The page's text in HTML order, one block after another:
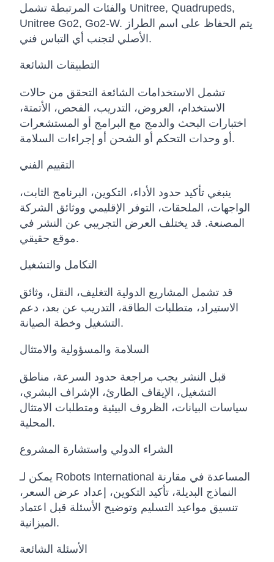
والفئات المرتبطة تشمل Unitree, Quadrupeds,
Unitree Go2, Go2-W. يتم الحفاظ على اسم الطراز
الأصلي لتجنب أي التباس فني.
التطبيقات الشائعة
تشمل الاستخدامات الشائعة التحقق من حالات
الاستخدام، العروض، التدريب، الفحص، الأتمتة،
اختبارات البحث والدمج مع البرامج أو المستشعرات
أو وحدات التحكم أو الشحن أو إجراءات السلامة.
التقييم الفني
ينبغي تأكيد حدود الأداء، التكوين، البرنامج الثابت،
الواجهات، الملحقات، التوفر الإقليمي ووثائق الشركة
المصنعة. قد يختلف العرض التجريبي عن النشر في
موقع حقيقي.
التكامل والتشغيل
قد تشمل المشاريع الدولية التغليف، النقل، وثائق
الاستيراد، متطلبات الطاقة، التدريب عن بعد، دعم
التشغيل وخطة الصيانة.
السلامة والمسؤولية والامتثال
قبل النشر يجب مراجعة حدود السرعة، مناطق
التشغيل، الإيقاف الطارئ، الإشراف البشري،
سياسات البيانات، الظروف البيئية ومتطلبات الامتثال
المحلية.
الشراء الدولي واستشارة المشروع
يمكن لـ Robots International المساعدة في مقارنة
النماذج البديلة، تأكيد التكوين، إعداد عرض السعر،
تنسيق مواعيد التسليم وتوضيح الأسئلة قبل اعتماد
الميزانية.
الأسئلة الشائعة